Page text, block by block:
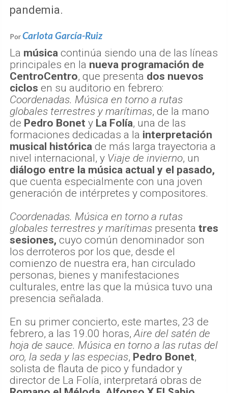
pandemia.
PorCarlota García-Ruiz
La música continúa siendo una de las líneas
principales en la nueva programación de
CentroCentro, que presenta dos nuevos
ciclos en su auditorio en febrero:
Coordenadas. Música en torno a rutas
globales terrestres y marítimas, de la mano
de Pedro Bonet y La Folía, una de las
formaciones dedicadas a la interpretación
musical histórica de más larga trayectoria a
nivel internacional, y Viaje de invierno, un
diálogo entre la música actual y el pasado,
que cuenta especialmente con una joven
generación de intérpretes y compositores.
Coordenadas. Música en torno a rutas
globales terrestres y marítimas presenta tres
sesiones, cuyo común denominador son
los derroteros por los que, desde el
comienzo de nuestra era, han circulado
personas, bienes y manifestaciones
culturales, entre las que la música tuvo una
presencia señalada.
En su primer concierto, este martes, 23 de
febrero, a las 19.00 horas, Aire del satén de
hoja de sauce. Música en torno a las rutas del
oro, la seda y las especias, Pedro Bonet,
solista de flauta de pico y fundador y
director de La Folía, interpretará obras de